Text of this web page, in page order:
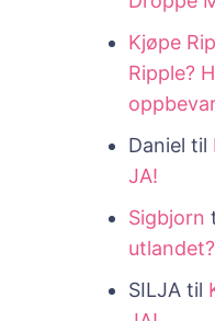
Kjøpe
Ripple?
Daniel til
JA!
Sigbjorn
SILJA til